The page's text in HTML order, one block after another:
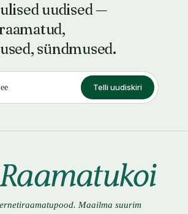
uudised —
sündmused.
Telli uudiskiri
Maailma suurim